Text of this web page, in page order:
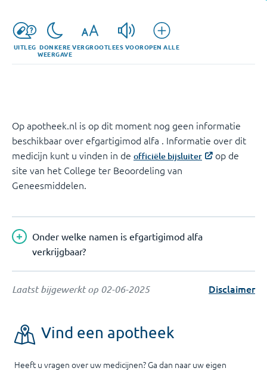
UITLEG DONKERE
WEERGAVE
VERGROOTLEES VOOROPEN ALLE
Op apotheek.nl is op dit moment nog geen informatie
beschikbaar over efgartigimod alfa . Informatie over dit
medicijn kunt u vinden in de officiële bijsluiter
op de
site van het College ter Beoordeling van
Geneesmiddelen.
Onder welke namen is efgartigimod alfa
verkrijgbaar?
Laatst bijgewerkt op 02-06-2025 Disclaimer
Vind een apotheek
Heeft u vragen over uw medicijnen? Ga dan naar uw eigen